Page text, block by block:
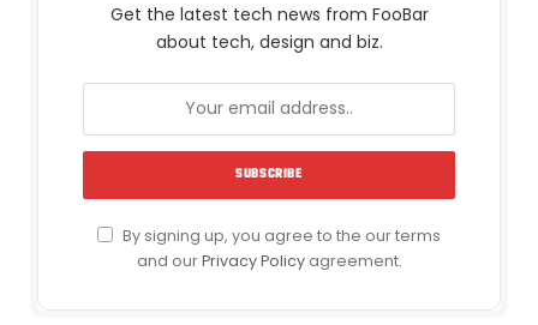
Get the latest tech news from FooBar
about tech, design and biz.
By signing up, you agree to the our terms
and ourPrivacy Policyagreement.